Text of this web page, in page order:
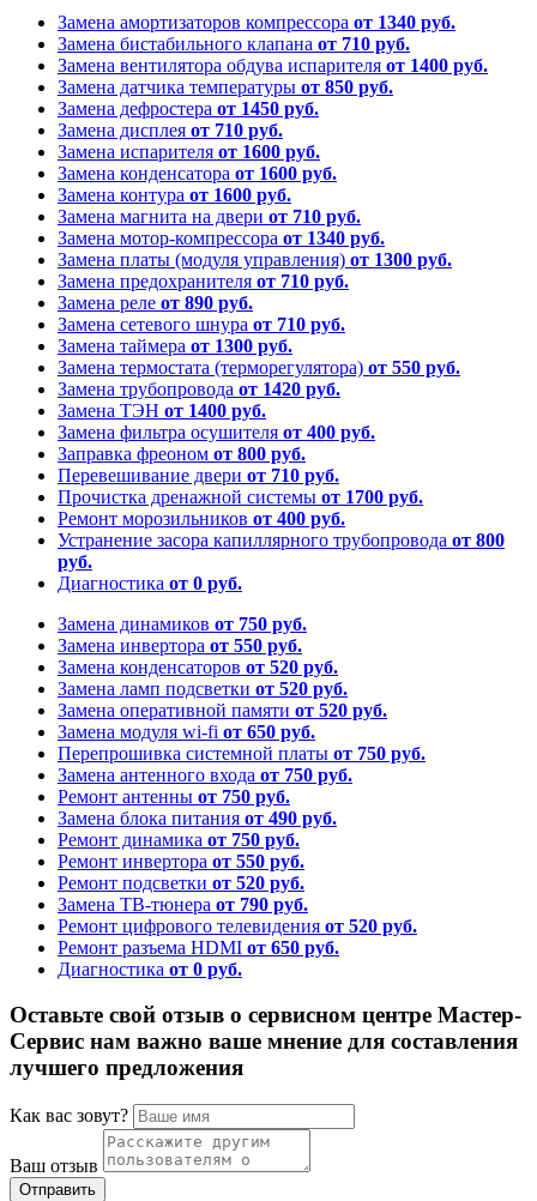
Замена амортизаторов компрессора от 1340 руб.
Замена бистабильного клапана от 710 руб.
Замена вентилятора обдува испарителя от 1400 руб.
Замена датчика температуры от 850 руб.
Замена дефростера от 1450 руб.
Замена дисплея от 710 руб.
Замена испарителя от 1600 руб.
Замена конденсатора от 1600 руб.
Замена контура от 1600 руб.
Замена магнита на двери от 710 руб.
Замена мотор-компрессора от 1340 руб.
Замена платы (модуля управления) от 1300 руб.
Замена предохранителя от 710 руб.
Замена реле от 890 руб.
Замена сетевого шнура от 710 руб.
Замена таймера от 1300 руб.
Замена термостата (терморегулятора) от 550 руб.
Замена трубопровода от 1420 руб.
Замена ТЭН от 1400 руб.
Замена фильтра осушителя от 400 руб.
Заправка фреоном от 800 руб.
Перевешивание двери от 710 руб.
Прочистка дренажной системы от 1700 руб.
Ремонт морозильников от 400 руб.
Устранение засора капиллярного трубопровода от 800
руб.
Диагностика от 0 руб.
Замена динамиков от 750 руб.
Замена инвертора от 550 руб.
Замена конденсаторов от 520 руб.
Замена ламп подсветки от 520 руб.
Замена оперативной памяти от 520 руб.
Замена модуля wi-fi от 650 руб.
Перепрошивка системной платы от 750 руб.
Замена антенного входа от 750 руб.
Ремонт антенны от 750 руб.
Замена блока питания от 490 руб.
Ремонт динамика от 750 руб.
Ремонт инвертора от 550 руб.
Ремонт подсветки от 520 руб.
Замена ТВ-тюнера от 790 руб.
Ремонт цифрового телевидения от 520 руб.
Ремонт разъема HDMI от 650 руб.
Диагностика от 0 руб.
Оставьте свой отзыв о сервисном центре Мастер-
Сервис нам важно ваше мнение для составления
лучшего предложения
Как вас зовут?
Ваш отзыв